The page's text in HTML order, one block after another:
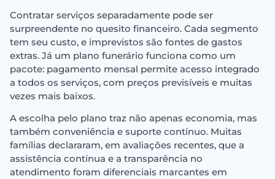
Contratar serviços separadamente pode ser
surpreendente no quesito financeiro. Cada segmento
tem seu custo, e imprevistos são fontes de gastos
extras. Já um plano funerário funciona como um
pacote: pagamento mensal permite acesso integrado
a todos os serviços, com preços previsíveis e muitas
vezes mais baixos.
A escolha pelo plano traz não apenas economia, mas
também conveniência e suporte contínuo. Muitas
famílias declararam, em avaliações recentes, que a
assistência contínua e a transparência no
atendimento foram diferenciais marcantes em